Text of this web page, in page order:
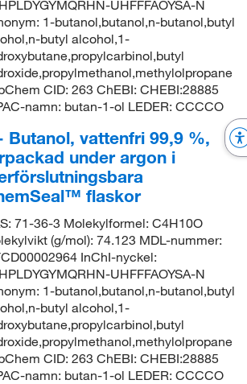
UHFFFAOYSA-N
1-butanol,butanol,n-butanol,butyl
butyl alcohol,1-
CID: 263 ChEBI: CHEBI:28885
namn: butan-1-ol LEDER: CCCCO
Butanol, vattenfri 99,9 %,
under argon i
flaskor
71-36-3 Molekylformel: C4H10O
(g/mol): 74.123 MDL-nummer:
InChI-nyckel:
UHFFFAOYSA-N
1-butanol,butanol,n-butanol,butyl
butyl alcohol,1-
CID: 263 ChEBI: CHEBI:28885
namn: butan-1-ol LEDER: CCCCO